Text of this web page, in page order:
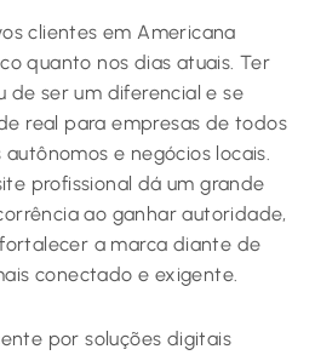
clientes em Americana
quanto nos dias atuais. Ter
de ser um diferencial e se
real para empresas de todos
e negócios locais.
profissional dá um grande
ao ganhar autoridade,
a marca diante de
conectado e exigente.
por soluções digitais